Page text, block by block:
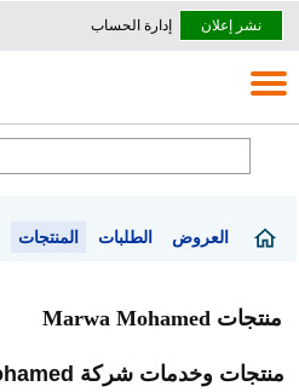
نشر إعلان إدارة الحساب
العروض الطلبات المنتجات
منتجات Marwa Mohamed
منتجات وخدمات شركة Marwa Mohamed